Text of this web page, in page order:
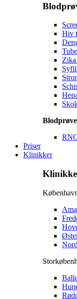
Hiv
Priser
Klinikker